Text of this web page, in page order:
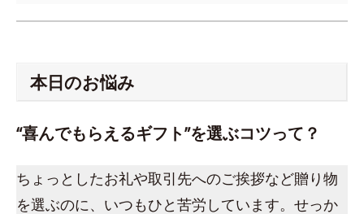
本日のお悩み
“喜んでもらえるギフト”を選ぶコツって？
ちょっとしたお礼や取引先へのご挨拶など贈り物
を選ぶのに、いつもひと苦労しています。せっか